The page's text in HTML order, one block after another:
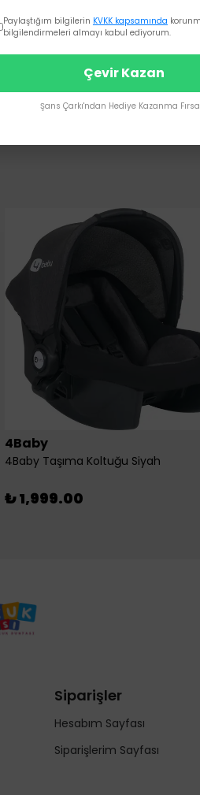
4Baby
4Baby Taşıma Koltuğu Siyah
₺ 1,999.00
Siparişler
Hesabım Sayfası
Siparişlerim Sayfası
Paylaştığım bilgilerin KVKK kapsamında
bilgilendirmeleri almayı kabul ediyorum.
Çevir Kazan
Şans Çarkı'ndan Hediye Kazanma